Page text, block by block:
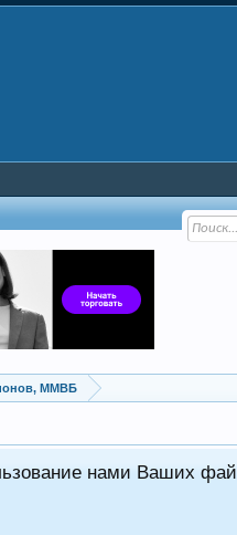
ММВБ
нами Ваших